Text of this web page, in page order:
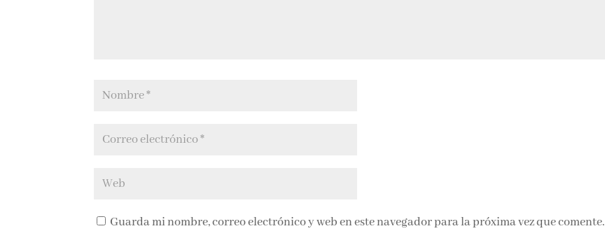
Guarda mi nombre, correo electrónico y web en este navegador para la próxima vez que comente.